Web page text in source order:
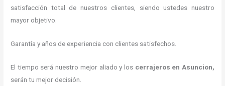
satisfacción total de nuestros clientes, siendo ustedes nuestro
mayor objetivo.
Garantía y años de experiencia con clientes satisfechos.
El tiempo será nuestro mejor aliado y los cerrajeros en Asuncion,
serán tu mejor decisión.